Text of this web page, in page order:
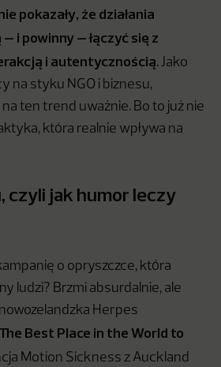
pokazały, że działania
i powinny – łączyć się z
i autentycznością. Jako
na styku NGO i biznesu,
ten trend uważnie. Bo to już nie
która realnie wpływa na
czyli jak humor leczy
o opryszczce, która
ludzi? Brzmi absurdalnie, ale
Herpes
Best Place in the World to
Motion Sickness z Auckland